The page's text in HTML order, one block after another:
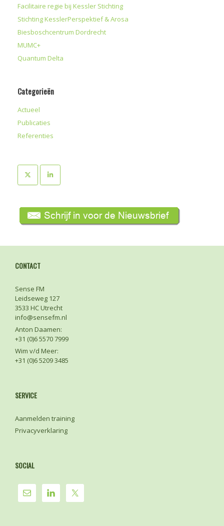
Facilitaire regie bij Kessler Stichting
Stichting KesslerPerspektief & Arosa
Biesboschcentrum Dordrecht
MUMC+
Quantum Delta
Categorieën
Actueel
Publicaties
Referenties
CONTACT
Sense FM
Leidseweg 127
3533 HC Utrecht
info@sensefm.nl
Anton Daamen:
+31 (0)6 5570 7999
Wim v/d Meer:
+31 (0)6 5209 3485
SERVICE
Aanmelden training
Privacyverklaring
SOCIAL